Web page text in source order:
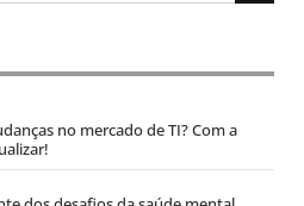
no mercado de TI? Com a